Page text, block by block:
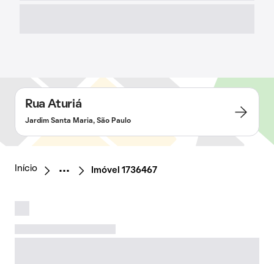
Rua Aturiá
Jardim Santa Maria, São Paulo
Início Imóvel 1736467